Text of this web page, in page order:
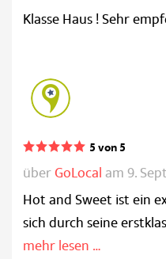
Klasse Haus ! Sehr
5 von 5
überGoLocalam 9.
Hot and Sweet ist ein
sich durch seine
mehr lesen …